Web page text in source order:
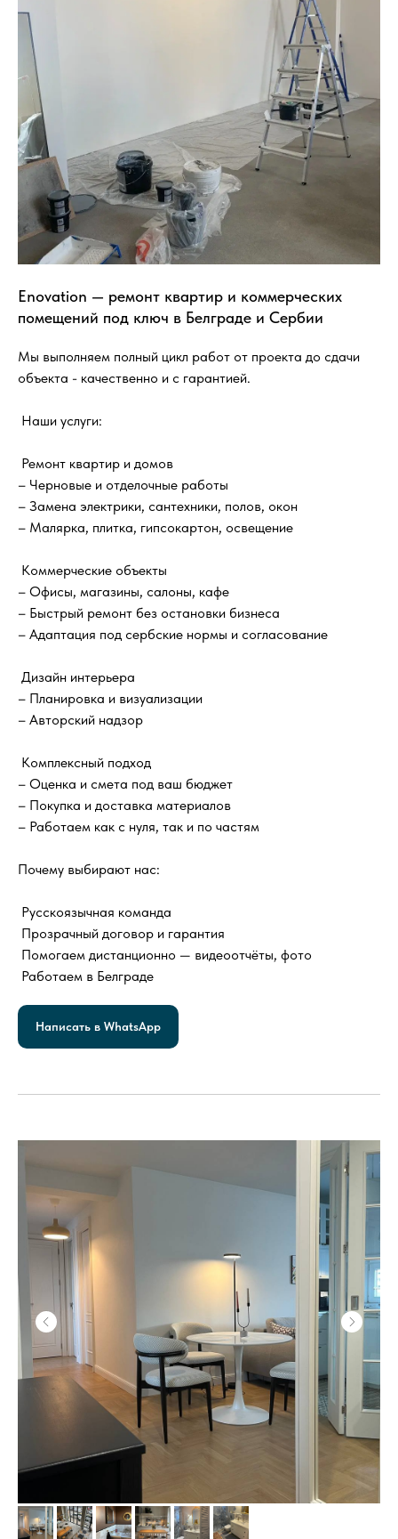
Enovation — ремонт квартир и коммерческих
помещений под ключ в Белграде и Сербии
Мы выполняем полный цикл работ от проекта до сдачи
объекта - качественно и с гарантией.
Наши услуги:
Ремонт квартир и домов
– Черновые и отделочные работы
– Замена электрики, сантехники, полов, окон
– Малярка, плитка, гипсокартон, освещение
Коммерческие объекты
– Офисы, магазины, салоны, кафе
– Быстрый ремонт без остановки бизнеса
– Адаптация под сербские нормы и согласование
Дизайн интерьера
– Планировка и визуализации
– Авторский надзор
Комплексный подход
– Оценка и смета под ваш бюджет
– Покупка и доставка материалов
– Работаем как с нуля, так и по частям
Почему выбирают нас:
Русскоязычная команда
Прозрачный договор и гарантия
Помогаем дистанционно — видеоотчёты, фото
Работаем в Белграде
Написать в WhatsApp